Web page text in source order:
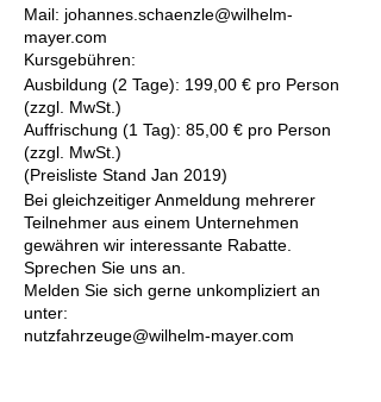
Mail: johannes.schaenzle@wilhelm-
mayer.com
Kursgebühren:
Ausbildung (2 Tage): 199,00 € pro Person
(zzgl. MwSt.)
Auffrischung (1 Tag): 85,00 € pro Person
(zzgl. MwSt.)
(Preisliste Stand Jan 2019)
Bei gleichzeitiger Anmeldung mehrerer
Teilnehmer aus einem Unternehmen
gewähren wir interessante Rabatte.
Sprechen Sie uns an.
Melden Sie sich gerne unkompliziert an
unter:
nutzfahrzeuge@wilhelm-mayer.com